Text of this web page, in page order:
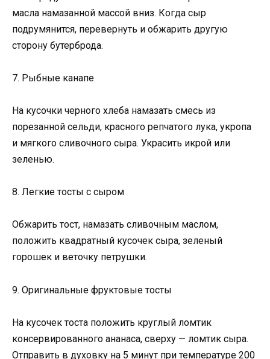
масла намазанной массой вниз. Когда сыр
подрумянится, перевернуть и обжарить другую
сторону бутерброда.
7. Рыбные канапе
На кусочки черного хлеба намазать смесь из
порезанной сельди, красного репчатого лука, укропа
и мягкого сливочного сыра. Украсить икрой или
зеленью.
8. Легкие тосты с сыром
Обжарить тост, намазать сливочным маслом,
положить квадратный кусочек сыра, зеленый
горошек и веточку петрушки.
9. Оригинальные фруктовые тосты
На кусочек тоста положить круглый ломтик
консервированного ананаса, сверху — ломтик сыра.
Отправить в духовку на 5 минут при температуре 200